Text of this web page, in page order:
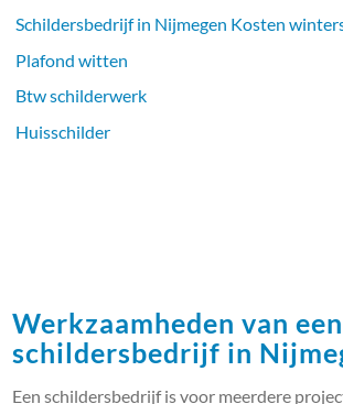
Schildersbedrijf in Nijmegen Kosten
Plafond witten
Btw schilderwerk
Huisschilder
Werkzaamheden van een
schildersbedrijf in
Een schildersbedrijf is voor meerdere